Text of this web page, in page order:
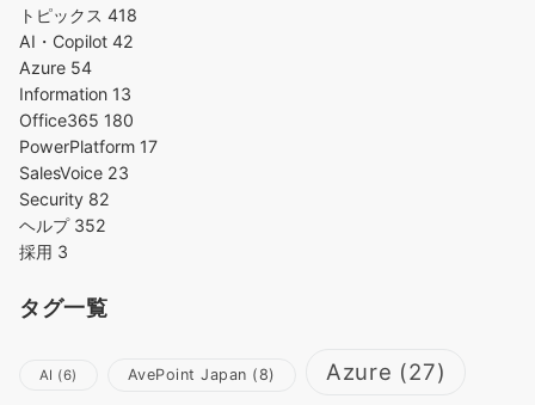
トピックス 418
AI・Copilot 42
Azure 54
Information 13
Office365 180
PowerPlatform 17
SalesVoice 23
Security 82
ヘルプ 352
採用 3
タグ一覧
AI (6) AvePoint Japan (8) Azure (27)